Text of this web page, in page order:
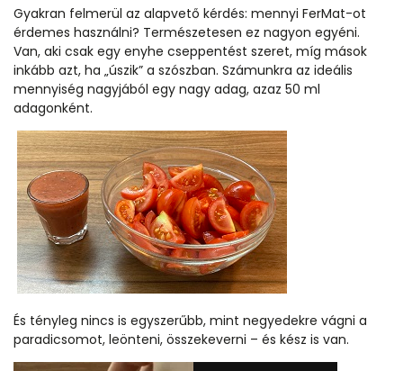
Gyakran felmerül az alapvető kérdés: mennyi FerMat-ot
érdemes használni? Természetesen ez nagyon egyéni.
Van, aki csak egy enyhe cseppentést szeret, míg mások
inkább azt, ha „úszik” a szószban. Számunkra az ideális
mennyiség nagyjából egy nagy adag, azaz 50 ml
adagonként.
És tényleg nincs is egyszerűbb, mint negyedekre vágni a
paradicsomot, leönteni, összekeverni – és kész is van.